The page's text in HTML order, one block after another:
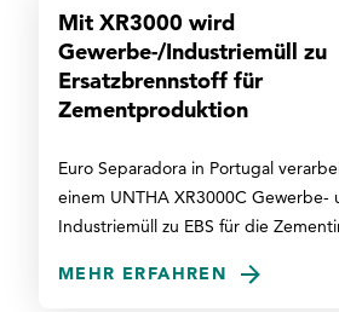
Mit XR3000 wird
Gewerbe-/Industriemüll zu
Ersatzbrennstoff für
Zementproduktion
Euro Separadora in Portugal
einem UNTHA XR3000C Gewerbe-
Industriemüll zu EBS für die
MEHR ERFAHREN